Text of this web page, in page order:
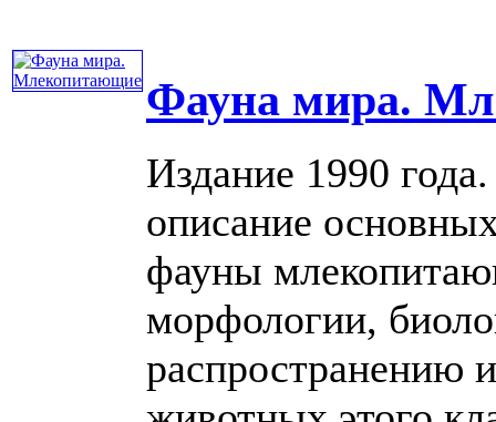
Фауна мира.
Издание 1990
описание
фауны
морфологии,
распространению